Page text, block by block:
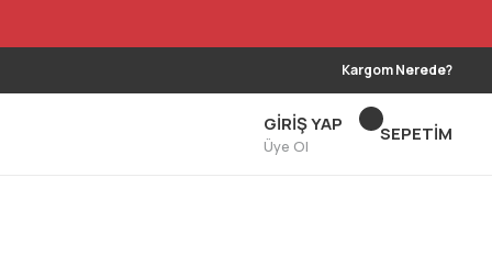
Kargom Nerede?
GİRİŞ YAP
Üye Ol
SEPETİM